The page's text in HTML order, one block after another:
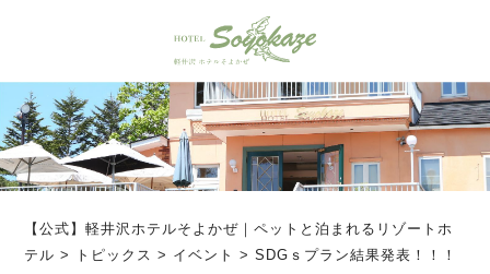
【公式】軽井沢ホテルそよかぜ｜ペットと泊まれるリゾートホ
テル > トピックス > イベント >SDGｓプラン結果発表！！！